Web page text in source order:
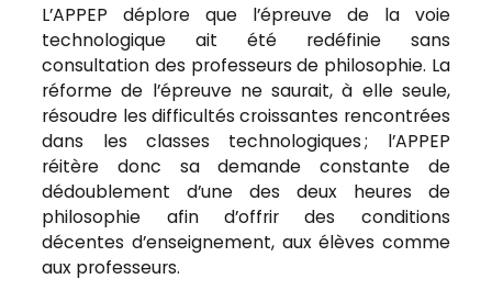
L’APPEP déplore que l’épreuve de la voie
technologique ait été redéfinie sans
consultation des professeurs de philosophie. La
réforme de l’épreuve ne saurait, à elle seule,
résoudre les difficultés croissantes rencontrées
dans les classes technologiques ; l’APPEP
réitère donc sa demande constante de
dédoublement d’une des deux heures de
philosophie afin d’offrir des conditions
décentes d’enseignement, aux élèves comme
aux professeurs.